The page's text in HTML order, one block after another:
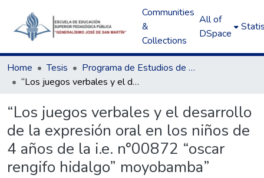
Communities
&
Collections
All of
DSpace
Home Tesis
Programa de Estudios de Educación Inicial
“Los juegos verbales y el desarrollo de la expresión oral en los niños de 4 años de la i.e. n°00872 “oscar rengifo hidalgo” moyobamba”
“Los juegos verbales y el desarrollo
de la expresión oral en los niños de
4 años de la i.e. n°00872 “oscar
rengifo hidalgo” moyobamba”